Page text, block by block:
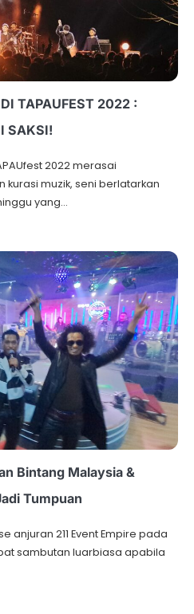
TAPAUFEST 2022 :
SAKSI!
2022 merasai
muzik, seni berlatarkan
yang…
Bintang Malaysia &
Tumpuan
anjuran 211 Event Empire pada
sambutan luarbiasa apabila